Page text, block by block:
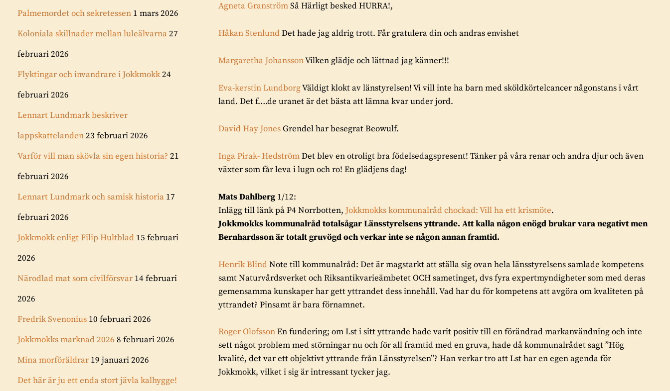
Agneta GranströmSå Härligt besked HURRA!,
Håkan StenlundDet hade jag aldrig trott. Får gratulera din och andras envishet
Margaretha JohanssonVilken glädje och lättnad jag känner!!!
Eva-kerstin LundborgVäldigt klokt av länstyrelsen! Vi vill inte ha barn med sköldkörtelcancer någonstans i vårt
land. Det f….de uranet är det bästa att lämna kvar under jord.
David Hay JonesGrendel har besegrat Beowulf.
Inga Pirak- HedströmDet blev en otroligt bra födelsedagspresent! Tänker på våra renar och andra djur och även
växter som får leva i lugn och ro! En glädjens dag!
Mats Dahlberg 1/12:
Inlägg till länk på P4 Norrbotten, Jokkmokks kommunalråd chockad: Vill ha ett krismöte.
Jokkmokks kommunalråd totalsågar Länsstyrelsens yttrande. Att kalla någon enögd brukar vara negativt men
Bernhardsson är totalt gruvögd och verkar inte se någon annan framtid.
Henrik BlindNote till kommunalråd: Det är magstarkt att ställa sig ovan hela länsstyrelsens samlade kompetens
samt Naturvårdsverket och Riksantikvarieämbetet OCH sametinget, dvs fyra expertmyndigheter som med deras
gemensamma kunskaper har gett yttrandet dess innehåll. Vad har du för kompetens att avgöra om kvaliteten på
yttrandet? Pinsamt är bara förnamnet.
Roger OlofssonEn fundering; om Lst i sitt yttrande hade varit positiv till en förändrad markanvändning och inte
sett något problem med störningar nu och för all framtid med en gruva, hade då kommunalrådet sagt ”Hög
kvalité, det var ett objektivt yttrande från Länsstyrelsen”? Han verkar tro att Lst har en egen agenda för
Jokkmokk, vilket i sig är intressant tycker jag.
Palmemordet och sekretessen 1 mars 2026
Koloniala skillnader mellan luleälvarna27
februari 2026
Flyktingar och invandrare i Jokkmokk24
februari 2026
Lennart Lundmark beskriver
lappskattelanden23 februari 2026
Varför vill man skövla sin egen historia? 21
februari 2026
Lennart Lundmark och samisk historia 17
februari 2026
Jokkmokk enligt Filip Hultblad 15 februari
2026
Närodlad mat som civilförsvar 14 februari
2026
Fredrik Svenonius 10 februari 2026
Jokkmokks marknad 2026 8 februari 2026
Mina morföräldrar 19 januari 2026
Det här är ju ett enda stort jävla kalhygge!